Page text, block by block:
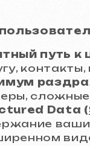
путь к
контакты,
Data (